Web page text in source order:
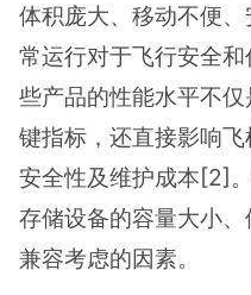
体积庞大、移动不便
常运行对于飞行安全
些产品的性能水平不
键指标，还直接影响飞
安全性及维护成本[2]
存储设备的容量大小
兼容考虑的因素。